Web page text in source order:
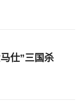
仕”三国杀